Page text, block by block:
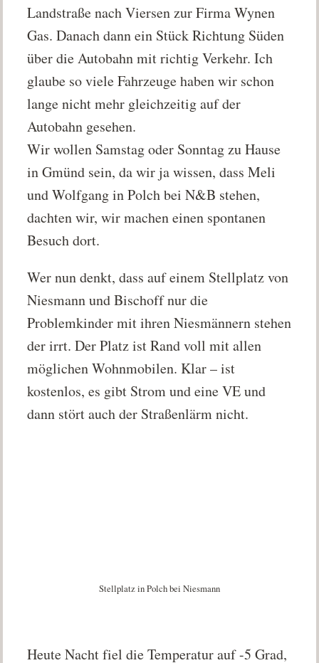
Landstraße nach Viersen zur Firma Wynen
Gas. Danach dann ein Stück Richtung Süden
über die Autobahn mit richtig Verkehr. Ich
glaube so viele Fahrzeuge haben wir schon
lange nicht mehr gleichzeitig auf der
Autobahn gesehen.
Wir wollen Samstag oder Sonntag zu Hause
in Gmünd sein, da wir ja wissen, dass Meli
und Wolfgang in Polch bei N&B stehen,
dachten wir, wir machen einen spontanen
Besuch dort.
Wer nun denkt, dass auf einem Stellplatz von
Niesmann und Bischoff nur die
Problemkinder mit ihren Niesmännern stehen
der irrt. Der Platz ist Rand voll mit allen
möglichen Wohnmobilen. Klar – ist
kostenlos, es gibt Strom und eine VE und
dann stört auch der Straßenlärm nicht.
Stellplatz in Polch bei Niesmann
Heute Nacht fiel die Temperatur auf -5 Grad,